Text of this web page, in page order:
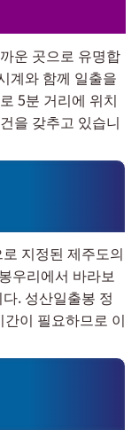
운 곳으로 유명합
계와 함께 일출을
5분 거리에 위치
을 갖추고 있습니
지정된 제주도의
우리에서 바라보
. 성산일출봉 정
이 필요하므로 이